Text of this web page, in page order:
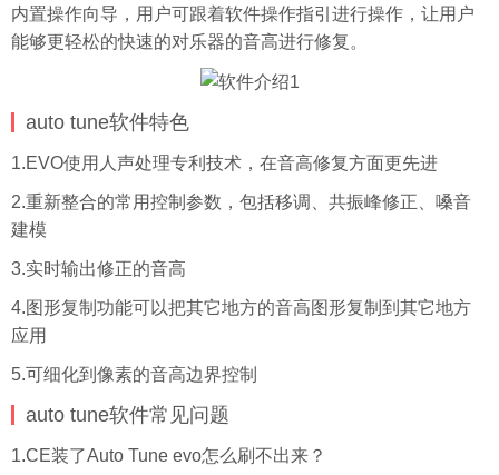
内置操作向导，用户可跟着软件操作指引进行操作，让用户
能够更轻松的快速的对乐器的音高进行修复。
auto tune软件特色
1.EVO使用人声处理专利技术，在音高修复方面更先进
2.重新整合的常用控制参数，包括移调、共振峰修正、嗓音
建模
3.实时输出修正的音高
4.图形复制功能可以把其它地方的音高图形复制到其它地方
应用
5.可细化到像素的音高边界控制
auto tune软件常见问题
1.CE装了Auto Tune evo怎么刷不出来？